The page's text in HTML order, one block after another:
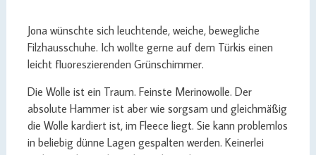
Jona wünschte sich leuchtende, weiche, bewegliche
Filzhausschuhe. Ich wollte gerne auf dem Türkis einen
leicht fluoreszierenden Grünschimmer.
Die Wolle ist ein Traum. Feinste Merinowolle. Der
absolute Hammer ist aber wie sorgsam und gleichmäßig
die Wolle kardiert ist, im Fleece liegt. Sie kann problemlos
in beliebig dünne Lagen gespalten werden. Keinerlei